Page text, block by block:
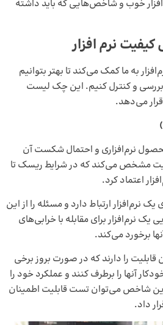
خوب و شاخص‌هایی که باید داشته
نرم‌ افزار
به ما کمک می‌کند تا بهتر بتوانیم
و کنترل کنیم. این چک لیست
می‌دهد.
نرم‌افزاری و احتمال شکست آن
مشخص می‌کند که در شرایط ریسک تا
اعتماد کرد.
نرم‌افزار ارتباط دارد و مسئله را از این
نرم‌افزار برای مقابله با خرابی‌های
برخورد می‌کند.
قابلیت را دارند که در صورت بروز برخی
آنها را برطرف کنند و عملکرد خود را
این شاخص می‌توان تست قابلیت اطمینان
داد.